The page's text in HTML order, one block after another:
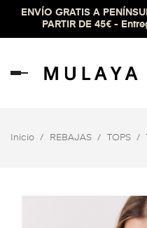
ENVÍO GRATIS A
PARTIR DE 45€ -
Navegación
Inicio REBAJAS TOPS